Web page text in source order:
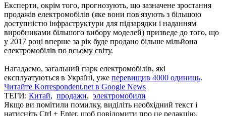
Експерти, окрім того, прогнозують, що зазначене зростання
продажів електромобілів (яке вони пов'язують з більшою
доступністю інфраструктури для підзарядки і наданням
виробниками більшого вибору моделей) призведе до того, що
у 2017 році вперше за рік буде продано більше мільйона
електромобілів по всьому світу.
Нагадаємо, загальний парк електромобілів, які
експлуатуються в Україні, уже перевищив 4000 одиниць.
Читайте Korrespondent.net в Google News
ТЕГИ: Китай, продажи, электромобили
Якщо ви помітили помилку, виділіть необхідний текст і
натисніть Ctrl + Enter, щоб повідомити про це редакцію.